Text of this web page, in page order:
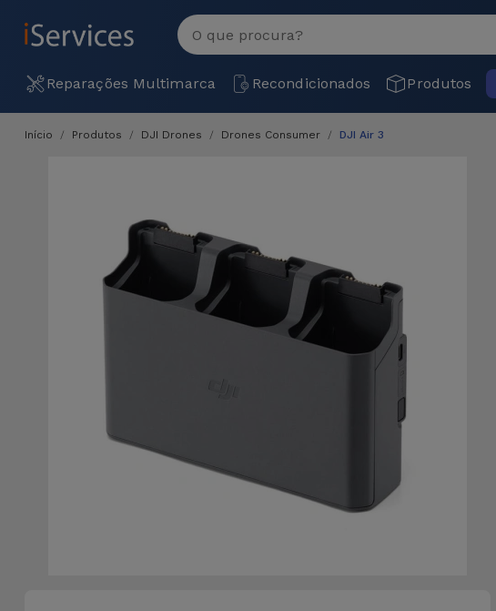
Reparações Multimarca Recondicionados Produtos
MENU
Ver
Início Produtos DJI Drones Drones Consumer DJI Air 3